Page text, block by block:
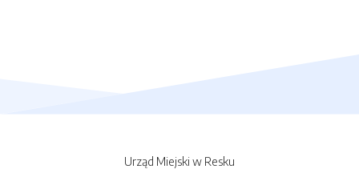
Urząd Miejski w Resku